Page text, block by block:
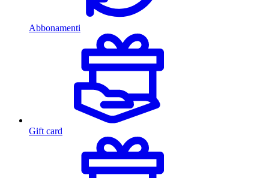
Abbonamenti
Gift card